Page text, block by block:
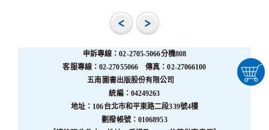
申訴專線：02-2705-5066分機808
客服專線：02-27055066 傳真：02-27066100
五南圖書出版股份有限公司
統編：04249263
地址：106台北市和平東路二段339號4樓
劃撥帳號：01068953